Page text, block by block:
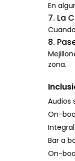
En
7. La
8.
zona.
Audios
On-
Bar a
On-